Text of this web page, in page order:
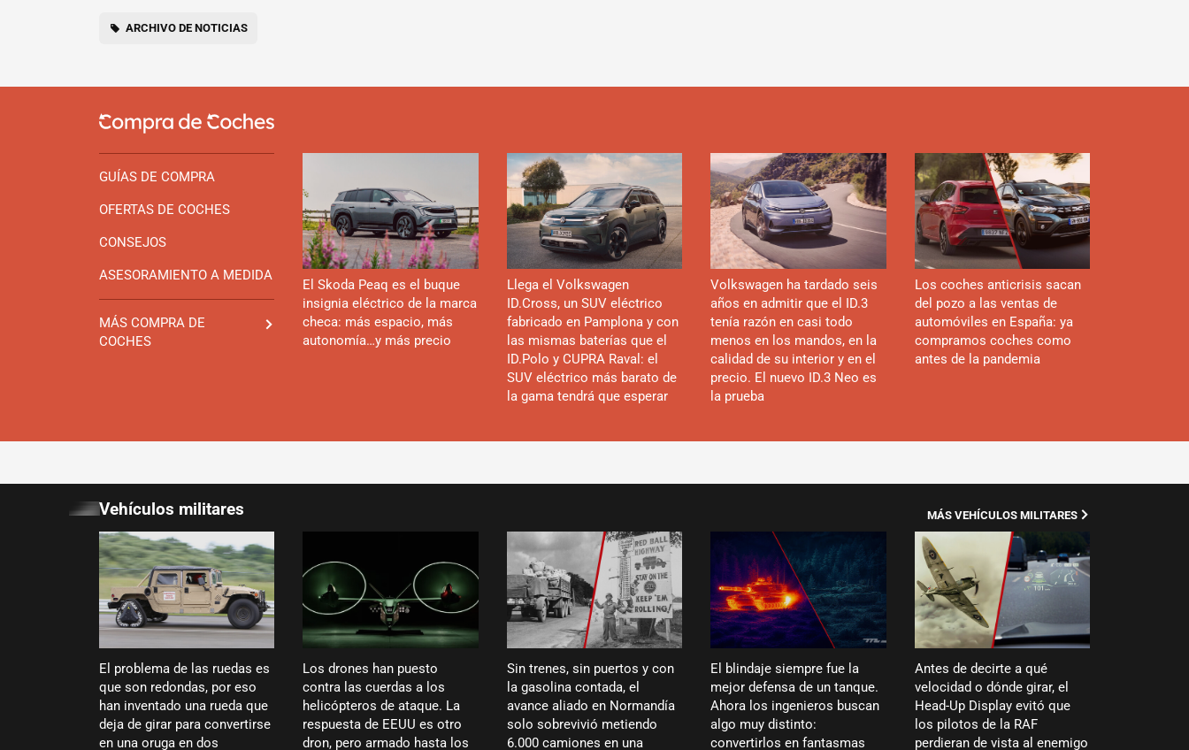
ARCHIVO DE NOTICIAS
GUÍAS DE COMPRA
OFERTAS DE COCHES
CONSEJOS
ASESORAMIENTO A MEDIDA
MÁS COMPRA DE
COCHES
El Skoda Peaq es el buque
insignia eléctrico de la marca
checa: más espacio, más
autonomía…y más precio
Llega el Volkswagen
ID.Cross, un SUV eléctrico
fabricado en Pamplona y con
las mismas baterías que el
ID.Polo y CUPRA Raval: el
SUV eléctrico más barato de
la gama tendrá que esperar
Volkswagen ha tardado seis
años en admitir que el ID.3
tenía razón en casi todo
menos en los mandos, en la
calidad de su interior y en el
precio. El nuevo ID.3 Neo es
la prueba
Los coches anticrisis sacan
del pozo a las ventas de
automóviles en España: ya
compramos coches como
antes de la pandemia
Vehículos militares
El problema de las ruedas es
que son redondas, por eso
han inventado una rueda que
deja de girar para convertirse
en una oruga en dos
Los drones han puesto
contra las cuerdas a los
helicópteros de ataque. La
respuesta de EEUU es otro
dron, pero armado hasta los
Sin trenes, sin puertos y con
la gasolina contada, el
avance aliado en Normandía
solo sobrevivió metiendo
6.000 camiones en una
El blindaje siempre fue la
mejor defensa de un tanque.
Ahora los ingenieros buscan
algo muy distinto:
convertirlos en fantasmas
Antes de decirte a qué
velocidad o dónde girar, el
Head-Up Display evitó que
los pilotos de la RAF
perdieran de vista al enemigo
MÁS VEHÍCULOS MILITARES